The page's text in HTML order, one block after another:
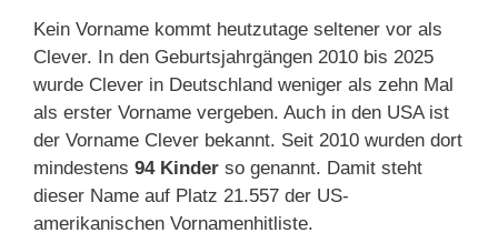
Kein Vorname kommt heutzutage seltener vor als
Clever. In den Geburtsjahrgängen 2010 bis 2025
wurde Clever in Deutschland weniger als zehn Mal
als erster Vorname vergeben. Auch in den USA ist
der Vorname Clever bekannt. Seit 2010 wurden dort
mindestens 94 Kinder so genannt. Damit steht
dieser Name auf Platz 21.557 der US-
amerikanischen Vornamenhitliste.